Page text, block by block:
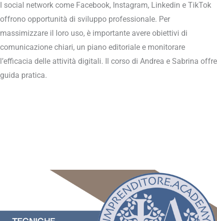
I social network come Facebook, Instagram, Linkedin e TikTok
offrono opportunità di sviluppo professionale. Per
massimizzare il loro uso, è importante avere obiettivi di
comunicazione chiari, un piano editoriale e monitorare
l’efficacia delle attività digitali. Il corso di Andrea e Sabrina offre
guida pratica.